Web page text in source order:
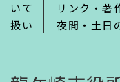
いて
リンク・著
扱い
夜間・土日